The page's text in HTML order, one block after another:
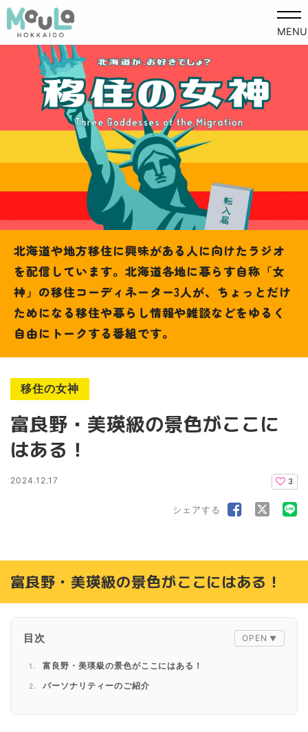
MENU
北海道や地方移住に興味がある人に向けたラジオ
を配信しています。北海道各地に暮らす自称「女
神」の移住コーディネーター3人が、ちょっとだけ
ためになる移住や暮らし情報や雑談などをゆるく
自由にトークする番組です。
移住の女神
富良野・美瑛級の景色がここに
はある！
2024.12.17 3
シェアする
富良野・美瑛級の景色がここにはある！
目次
富良野・美瑛級の景色がここにはある！
パーソナリティーのご紹介